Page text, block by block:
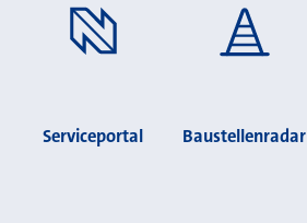
Serviceportal Baustellenradar